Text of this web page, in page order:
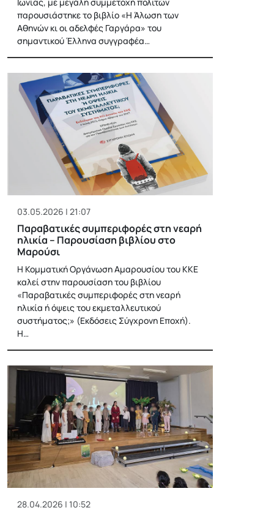
παρουσιάστηκε το βιβλίο «Η Άλωση των
Αθηνών κι οι αδελφές Γαργάρα» του
σημαντικού Έλληνα συγγραφέα…
03.05.2026 | 21:07
Παραβατικές συμπεριφορές στη νεαρή
ηλικία – Παρουσίαση βιβλίου στο
Μαρούσι
Η Κομματική Οργάνωση Αμαρουσίου του ΚΚΕ
καλεί στην παρουσίαση του βιβλίου
«Παραβατικές συμπεριφορές στη νεαρή
ηλικία ή όψεις του εκμεταλλευτικού
συστήματος;» (Εκδόσεις Σύγχρονη Εποχή).
Η…
28.04.2026 | 10:52